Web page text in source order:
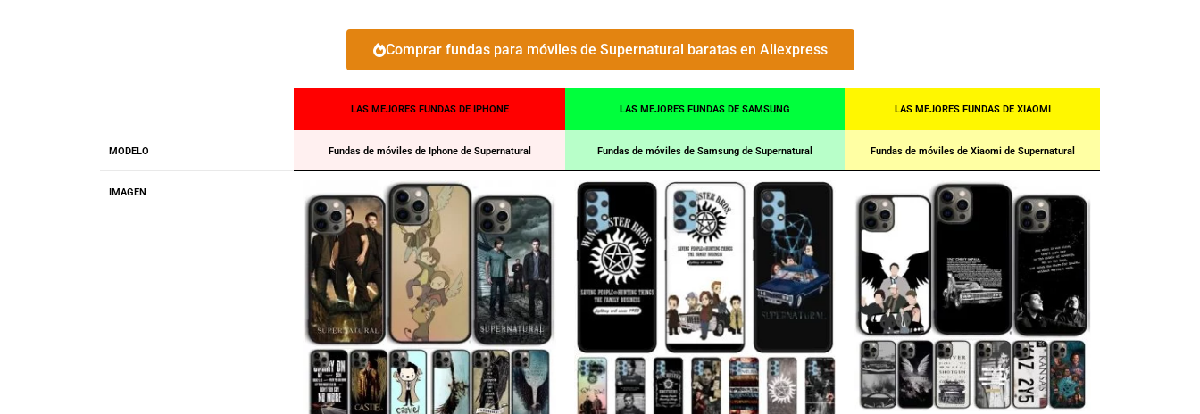
Comprar fundas para móviles de Supernatural baratas en Aliexpress
LAS MEJORES FUNDAS DE IPHONE LAS MEJORES FUNDAS DE SAMSUNG LAS MEJORES FUNDAS DE XIAOMI
MODELO Fundas de móviles de Iphone de Supernatural Fundas de móviles de Samsung de Supernatural Fundas de móviles de Xiaomi de Supernatural
IMAGEN